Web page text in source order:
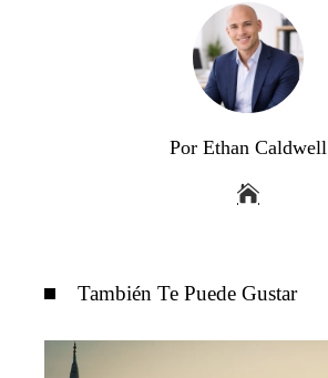
Por Ethan Caldwell
También Te Puede Gustar